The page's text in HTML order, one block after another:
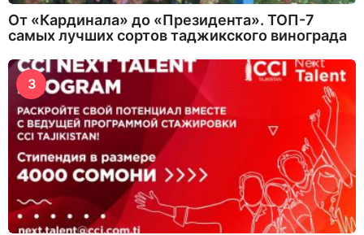
От «Кардинала» до «Президента». ТОП-7
самых лучших сортов таджикского винограда
3